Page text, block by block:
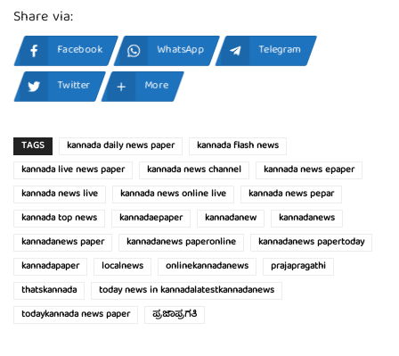
Share via:
Facebook WhatsApp
Telegram
Twitter
More
TAGS kannada daily news paper
kannada flash news
kannada live news paper
kannada news channel
kannada news epaper
kannada news live
kannada news online live
kannada news pepar
kannada top news
kannadaepaper kannadanew
kannadanews
kannadanews paper
kannadanews paperonline
kannadanews papertoday
kannadapaper
localnews onlinekannadanews
prajapragathi
thatskannada
today news in kannadalatestkannadanews
todaykannada news paper
ಪ್ರಜಾಪ್ರಗತಿ